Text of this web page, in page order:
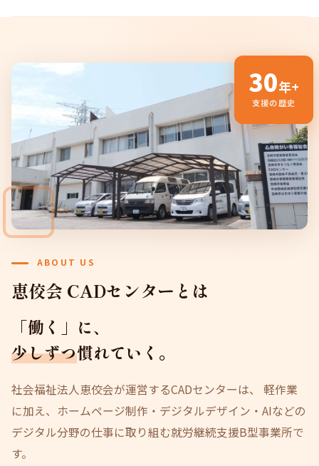
30年+
支援の歴史
ABOUT US
恵佼会 CADセンターとは
「働く」に、
少しずつ慣れていく。
社会福祉法人恵佼会が運営するCADセンターは、 軽作業
に加え、ホームページ制作・デジタルデザイン・AIなどの
デジタル分野の仕事に取り組む就労継続支援B型事業所で
す。